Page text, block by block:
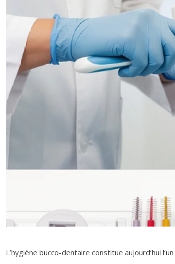
L’hygiène bucco-dentaire constitue aujourd’hui